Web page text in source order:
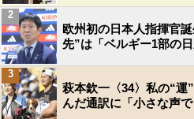
欧州初の日本人指揮官
先”は「ベルギー1部の
2
萩本欽一〈34〉私の“
んだ通訳に「小さな声で
3